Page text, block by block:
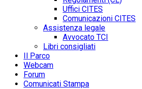
Uffici CITES
Comunicazioni CITES
Assistenza legale
Avvocato TCI
Libri consigliati
Il Parco
Webcam
Forum
Comunicati Stampa